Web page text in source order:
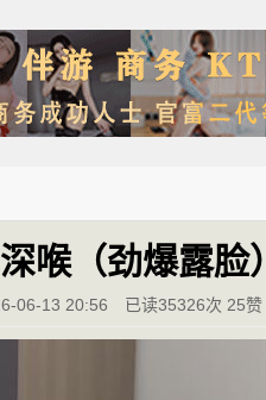
喉（劲爆露脸）
06-13 20:56 已读35326次 25赞